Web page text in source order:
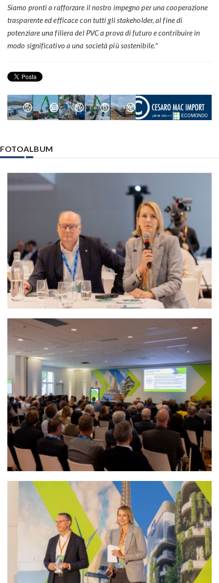
Siamo pronti a rafforzare il nostro impegno per una cooperazione
trasparente ed efficace con tutti gli stakeholder, al fine di
potenziare una filiera del PVC a prova di futuro e contribuire in
modo significativo a una società più sostenibile."
FOTOALBUM